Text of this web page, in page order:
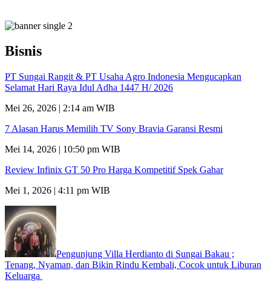
Bisnis
PT Sungai Rangit & PT Usaha Agro Indonesia Mengucapkan
Selamat Hari Raya Idul Adha 1447 H/ 2026
Mei 26, 2026 | 2:14 am WIB
7 Alasan Harus Memilih TV Sony Bravia Garansi Resmi
Mei 14, 2026 | 10:50 pm WIB
Review Infinix GT 50 Pro Harga Kompetitif Spek Gahar
Mei 1, 2026 | 4:11 pm WIB
Pengunjung Villa Herdianto di Sungai Bakau ;
Tenang, Nyaman, dan Bikin Rindu Kembali, Cocok untuk Liburan
Keluarga